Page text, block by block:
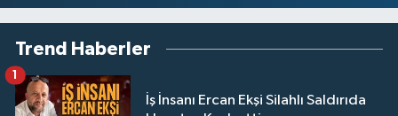
Trend Haberler
İş İnsanı Ercan Ekşi Silahlı Saldırıda
1